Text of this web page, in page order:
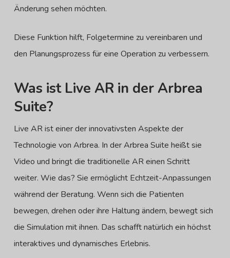
Änderung sehen möchten.
Diese Funktion hilft, Folgetermine zu vereinbaren und
den Planungsprozess für eine Operation zu verbessern.
Was ist Live AR in der Arbrea
Suite?
Live AR ist einer der innovativsten Aspekte der
Technologie von Arbrea. In der Arbrea Suite heißt sie
Video und bringt die traditionelle AR einen Schritt
weiter. Wie das? Sie ermöglicht Echtzeit-Anpassungen
während der Beratung. Wenn sich die Patienten
bewegen, drehen oder ihre Haltung ändern, bewegt sich
die Simulation mit ihnen. Das schafft natürlich ein höchst
interaktives und dynamisches Erlebnis.